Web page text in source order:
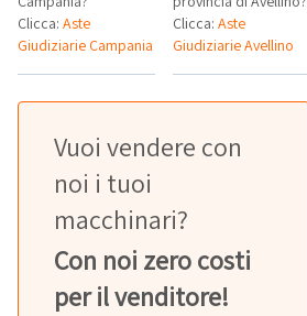
Clicca: Aste
Giudiziarie Campania
Clicca:Aste
Giudiziarie Avellino
Vuoi vendere con
noi i tuoi
macchinari?
Con noi zero costi
per il venditore!